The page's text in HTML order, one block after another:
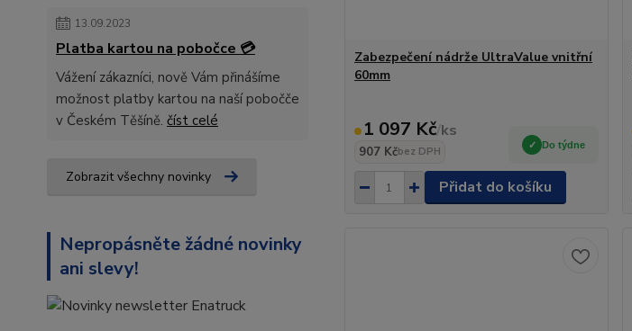
13.09.2023
Platba kartou na pobočce 💳
Vážení zákazníci, nově Vám přinášíme
možnost platby kartou na naší pobočče
v Českém Těšíně. číst celé
Zobrazit všechny novinky
Nepropásněte žádné novinky
ani slevy!
Zabezpečení nádrže UltraValue vnitřní
60mm
1 097 Kč/ks
907 Kčbez DPH
Do týdne
Přidat do košíku